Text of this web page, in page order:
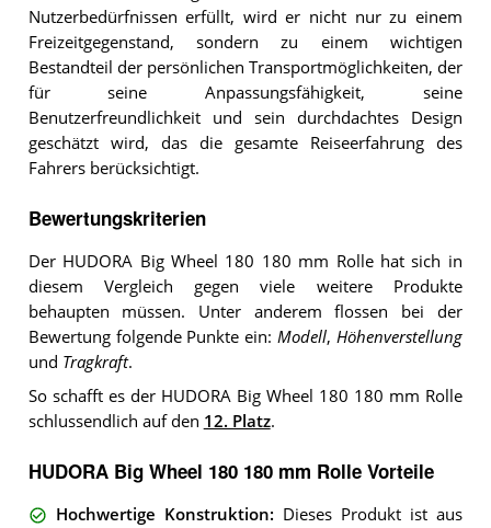
Nutzerbedürfnissen erfüllt, wird er nicht nur zu einem
Freizeitgegenstand, sondern zu einem wichtigen
Bestandteil der persönlichen Transportmöglichkeiten, der
für seine Anpassungsfähigkeit, seine
Benutzerfreundlichkeit und sein durchdachtes Design
geschätzt wird, das die gesamte Reiseerfahrung des
Fahrers berücksichtigt.
Bewertungskriterien
Der HUDORA Big Wheel 180 180 mm Rolle hat sich in
diesem Vergleich gegen viele weitere Produkte
behaupten müssen. Unter anderem flossen bei der
Bewertung folgende Punkte ein:Modell, Höhenverstellung
und Tragkraft.
So schafft es der HUDORA Big Wheel 180 180 mm Rolle
schlussendlich auf den 12. Platz.
HUDORA Big Wheel 180 180 mm Rolle Vorteile
Hochwertige Konstruktion: Dieses Produkt ist aus